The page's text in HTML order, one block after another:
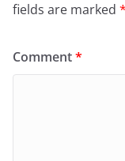
fields are marked *
Comment*